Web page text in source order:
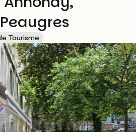
Tourisme